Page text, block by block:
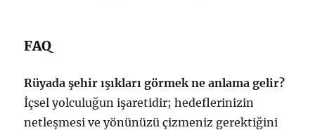
FAQ
Rüyada şehir ışıkları görmek ne anlama gelir?
İçsel yolculuğun işaretidir; hedeflerinizin
netleşmesi ve yönünüzü çizmeniz gerektiğini